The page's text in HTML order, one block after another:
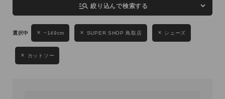
性別
MENS LADIES KIDS
manage_search 絞り込んで検索する
~149cm SUPER SHOP 鳥取店 シューズ
カットソー